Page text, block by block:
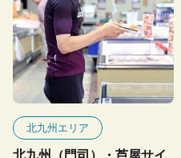
北九州エリア
北九州（門司）・芦屋サイ